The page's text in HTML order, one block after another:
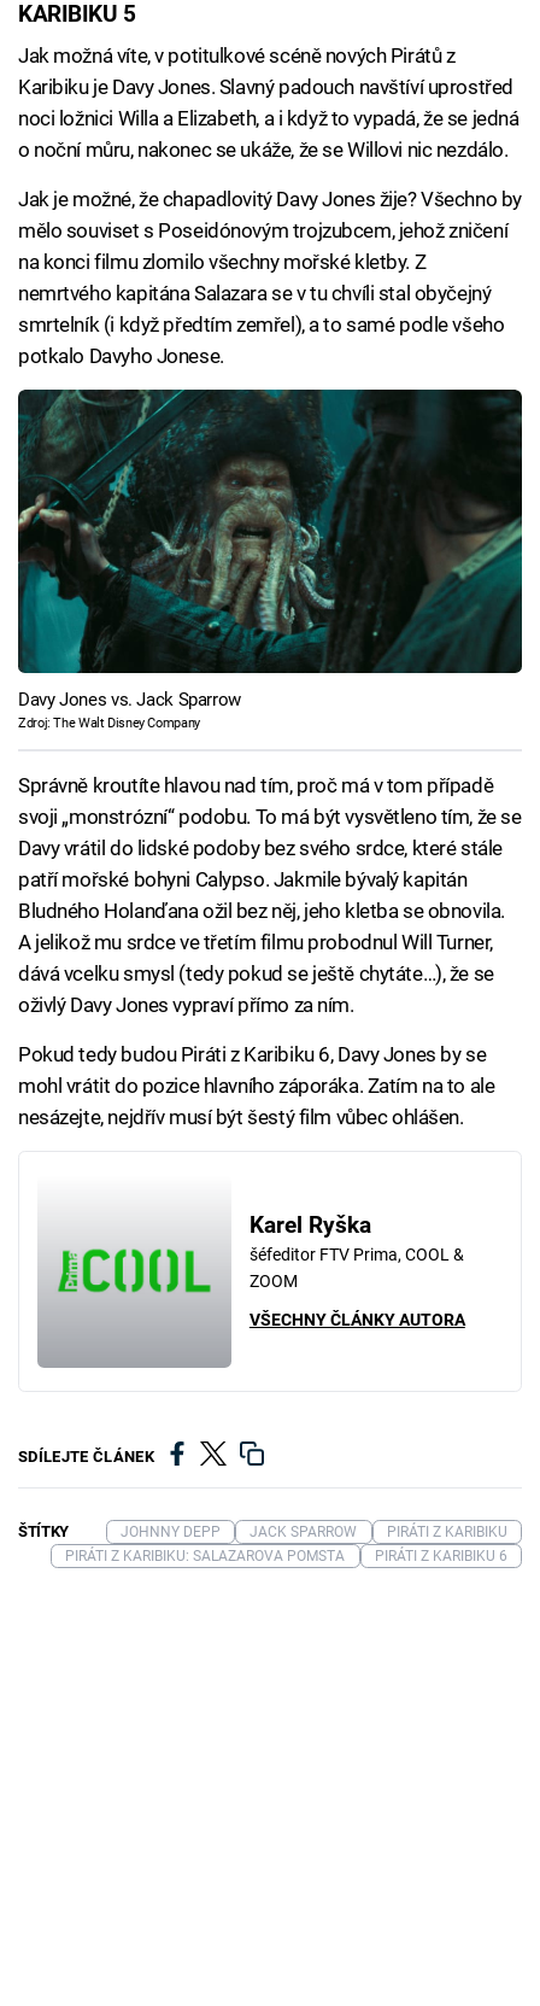
KARIBIKU 5
Jak možná víte, v potitulkové scéně nových Pirátů z
Karibiku je Davy Jones. Slavný padouch navštíví uprostřed
noci ložnici Willa a Elizabeth, a i když to vypadá, že se jedná
o noční můru, nakonec se ukáže, že se Willovi nic nezdálo.
Jak je možné, že chapadlovitý Davy Jones žije? Všechno by
mělo souviset s Poseidónovým trojzubcem, jehož zničení
na konci filmu zlomilo všechny mořské kletby. Z
nemrtvého kapitána Salazara se v tu chvíli stal obyčejný
smrtelník (i když předtím zemřel), a to samé podle všeho
potkalo Davyho Jonese.
Davy Jones vs. Jack Sparrow
Zdroj: The Walt Disney Company
Správně kroutíte hlavou nad tím, proč má v tom případě
svoji „monstrózní“ podobu. To má být vysvětleno tím, že se
Davy vrátil do lidské podoby bez svého srdce, které stále
patří mořské bohyni Calypso. Jakmile bývalý kapitán
Bludného Holanďana ožil bez něj, jeho kletba se obnovila.
A jelikož mu srdce ve třetím filmu probodnul Will Turner,
dává vcelku smysl (tedy pokud se ještě chytáte…), že se
oživlý Davy Jones vypraví přímo za ním.
Pokud tedy budou Piráti z Karibiku 6, Davy Jones by se
mohl vrátit do pozice hlavního záporáka. Zatím na to ale
nesázejte, nejdřív musí být šestý film vůbec ohlášen.
Karel Ryška
šéfeditor FTV Prima, COOL &
ZOOM
VŠECHNY ČLÁNKY AUTORA
SDÍLEJTE ČLÁNEK
ŠTÍTKY JOHNNY DEPP JACK SPARROW
PIRÁTI Z KARIBIKU
PIRÁTI Z KARIBIKU: SALAZAROVA POMSTA
PIRÁTI Z KARIBIKU 6